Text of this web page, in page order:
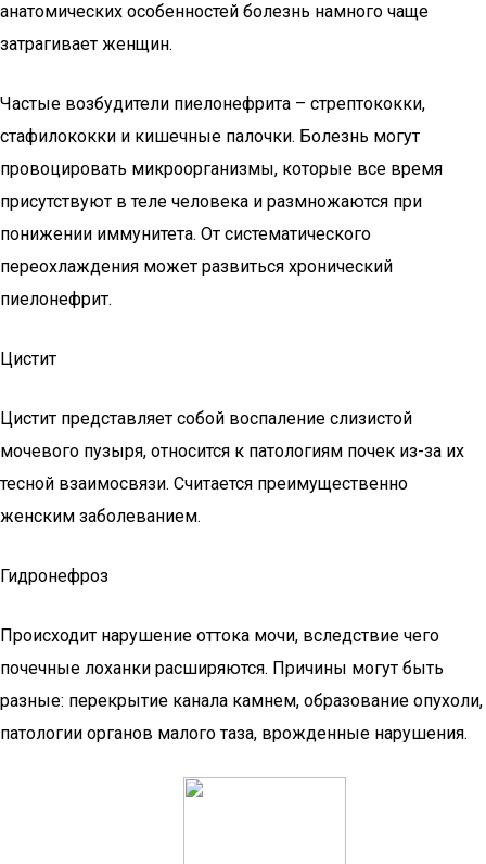
анатомических особенностей болезнь намного чаще
затрагивает женщин.
Частые возбудители пиелонефрита – стрептококки,
стафилококки и кишечные палочки. Болезнь могут
провоцировать микроорганизмы, которые все время
присутствуют в теле человека и размножаются при
понижении иммунитета. От систематического
переохлаждения может развиться хронический
пиелонефрит.
Цистит
Цистит представляет собой воспаление слизистой
мочевого пузыря, относится к патологиям почек из-за их
тесной взаимосвязи. Считается преимущественно
женским заболеванием.
Гидронефроз
Происходит нарушение оттока мочи, вследствие чего
почечные лоханки расширяются. Причины могут быть
разные: перекрытие канала камнем, образование опухоли,
патологии органов малого таза, врожденные нарушения.